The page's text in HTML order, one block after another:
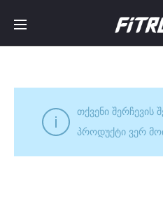
თქვენი შერჩევის
პროდუქტი ვერ